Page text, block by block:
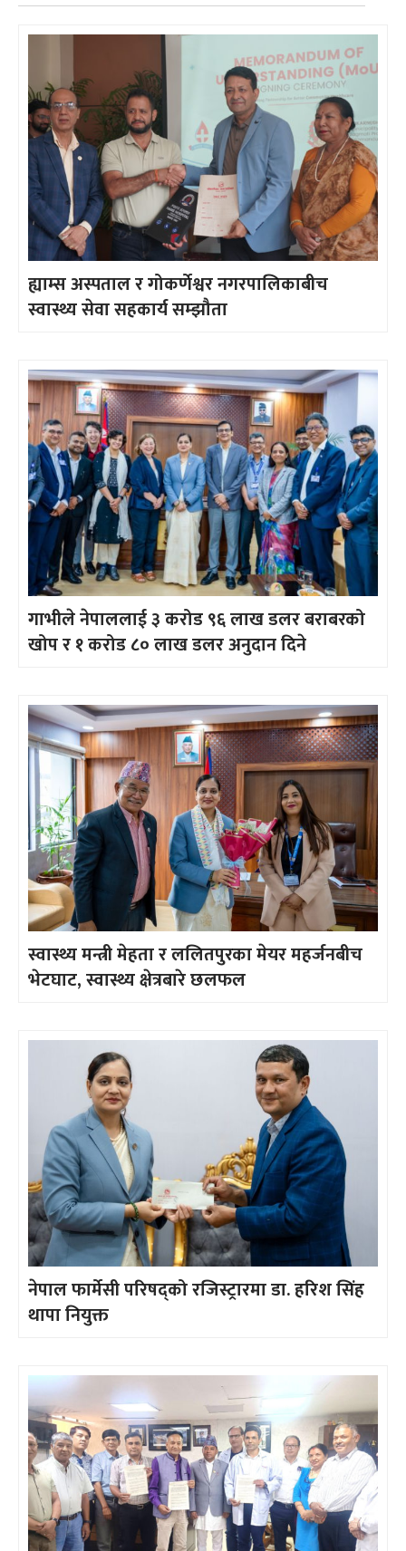
ह्याम्स अस्पताल र गोकर्णेश्वर नगरपालिकाबीच
स्वास्थ्य सेवा सहकार्य सम्झौता
गाभीले नेपाललाई ३ करोड ९६ लाख डलर बराबरको
खोप र १ करोड ८० लाख डलर अनुदान दिने
स्वास्थ्य मन्त्री मेहता र ललितपुरका मेयर महर्जनबीच
भेटघाट, स्वास्थ्य क्षेत्रबारे छलफल
नेपाल फार्मेसी परिषद्को रजिस्ट्रारमा डा. हरिश सिंह
थापा नियुक्त